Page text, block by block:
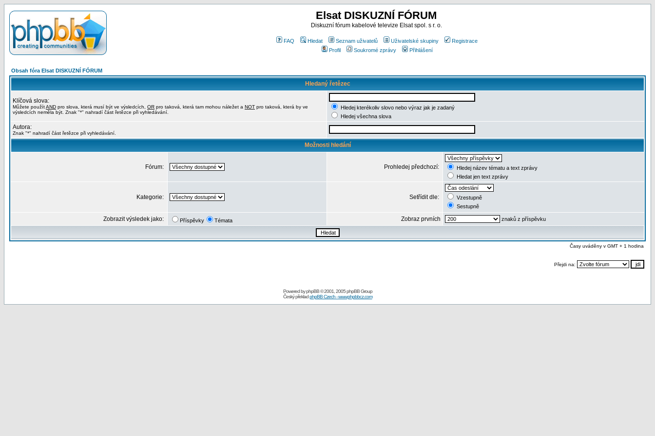
Elsat DISKUZNÍ FÓRUM
Diskuzní fórum kabelové televize Elsat spol. s r. o.
FAQ Hledat Seznam uživatelů Uživatelské skupiny
Registrace
Profil
Soukromé zprávy Přihlášení
Obsah fóra Elsat DISKUZNÍ FÓRUM
Hledaný řetězec
Klíčová slova:
Můžete použítAND pro slova, která musí být ve výsledcích, OR pro taková, která tam mohou náležet a NOT pro taková, která by ve
výsledcích neměla být. Znak "*" nahradí část řetězce při vyhledávání.
Hledej kterékoliv slovo nebo výraz jak je zadaný
Hledej všechna slova
Autora:
Znak "*" nahradí část řetězce při vyhledávání.
Možnosti hledání
Fórum: Prohledej předchozí:
Hledej název tématu a text zprávy
Hledat jen text zprávy
Kategorie: Setřídit dle:
Vzestupně
Sestupně
Zobrazit výsledek jako: Příspěvky Témata Zobraz prvních znaků z příspěvku
Časy uváděny v GMT + 1 hodina
Přejdi na:
Powered byphpBB© 2001, 2005 phpBB Group
Český překladphpBB Czech - www.phpbbcz.com